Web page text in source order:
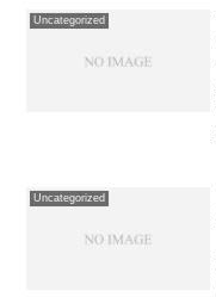
Uncategorized
Uncategorized